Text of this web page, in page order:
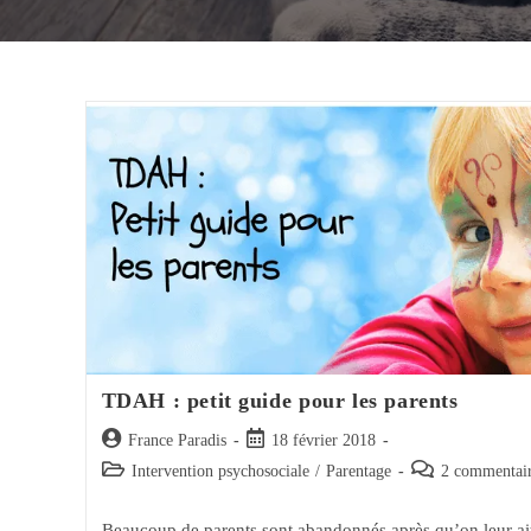
TDAH : petit guide pour les parents
Auteur/autrice
de
France Paradis
Post
published:
18 février 2018
Post Intervention psychosociale / Parentage
Post 2